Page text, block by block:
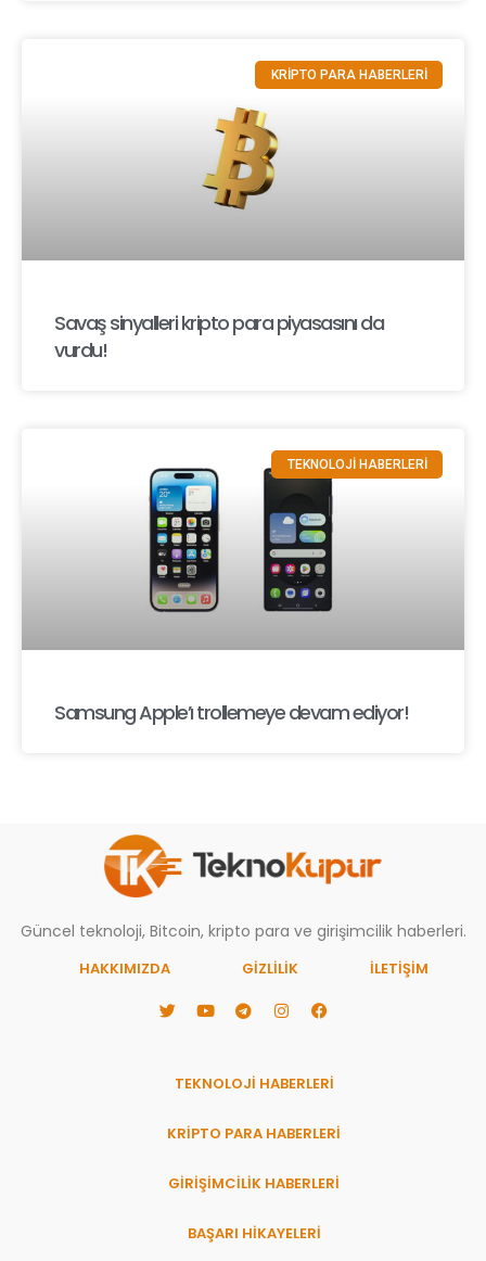
KRİPTO PARA HABERLERİ
Savaş sinyalleri kripto para piyasasını da
vurdu!
TEKNOLOJİ HABERLERİ
Samsung Apple’ı trollemeye devam ediyor!
Güncel teknoloji, Bitcoin, kripto para ve girişimcilik haberleri.
HAKKIMIZDA GIZLILIK İLETİŞİM
TEKNOLOJİ HABERLERİ
KRİPTO PARA HABERLERİ
GİRİŞİMCİLİK HABERLERİ
BAŞARI HIKAYELERI